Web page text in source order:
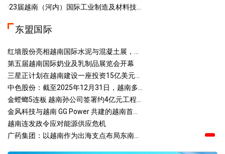
·23届越南（河内）国际工业制造及材料技...
东盟国际
红墙股份亮相越南国际水泥与混凝土展，...
第五届越南国际奶业及乳制品展览会开幕
三星正计划在越南建设一座投资15亿美元...
中色股份：截至2025年12月31日，越南多...
金螳螂5连板 越南孙公司签署约4亿元工程...
金风科技与越南 GG Power 共建的越南首...
越南连发政令应对能源供应危机
广药集团：以越南作为出海支点布局东南...